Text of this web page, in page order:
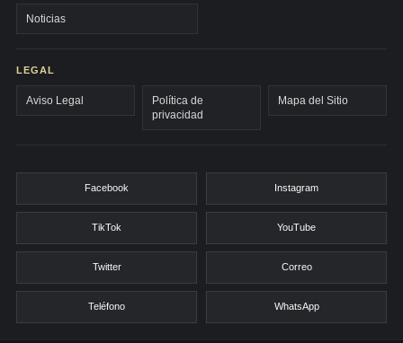
Noticias
LEGAL
Aviso Legal
Política de
privacidad
Mapa del Sitio
Facebook Instagram
TikTok YouTube
Twitter Correo
Teléfono WhatsApp